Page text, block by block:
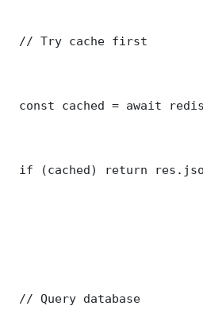
// Try cache first
const cached = await
if (cached) return
// Query database